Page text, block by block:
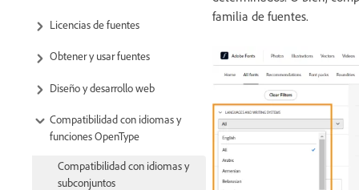
Licencias de fuentes
Obtener y usar fuentes
Diseño y desarrollo web
Compatibilidad con idiomas y
funciones OpenType
Compatibilidad con idiomas y
subconjuntos
familia de fuentes.